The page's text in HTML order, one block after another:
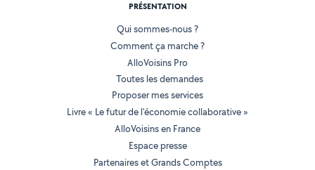
PRÉSENTATION
Qui sommes-nous ?
Comment ça marche ?
AlloVoisins Pro
Toutes les demandes
Proposer mes services
Livre « Le futur de l'économie collaborative »
AlloVoisins en France
Espace presse
Partenaires et Grands Comptes